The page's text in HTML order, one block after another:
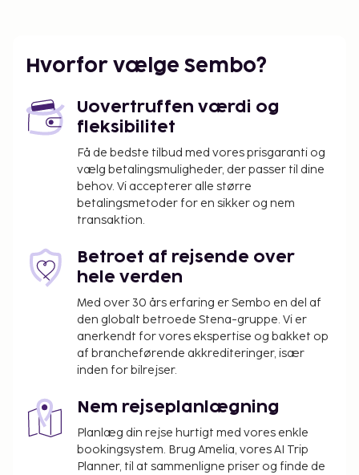
Hvorfor vælge Sembo?
Uovertruffen værdi og
fleksibilitet
Få de bedste tilbud med vores prisgaranti og
vælg betalingsmuligheder, der passer til dine
behov. Vi accepterer alle større
betalingsmetoder for en sikker og nem
transaktion.
Betroet af rejsende over
hele verden
Med over 30 års erfaring er Sembo en del af
den globalt betroede Stena-gruppe. Vi er
anerkendt for vores ekspertise og bakket op
af brancheførende akkrediteringer, især
inden for bilrejser.
Nem rejseplanlægning
Planlæg din rejse hurtigt med vores enkle
bookingsystem. Brug Amelia, vores AI Trip
Planner, til at sammenligne priser og finde de